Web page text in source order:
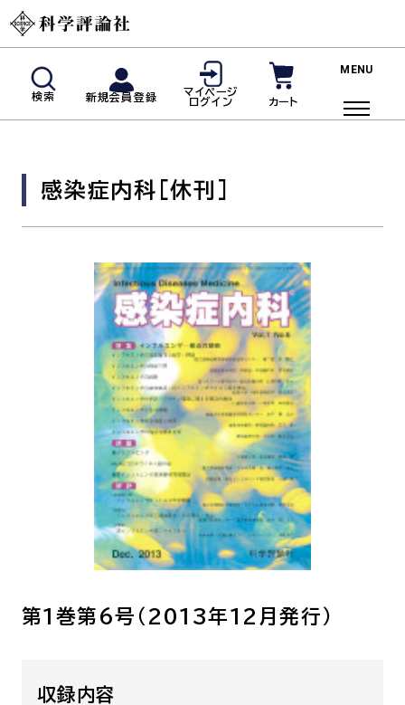
検索 新規会員登録
マイページ
ログイン
カート
新規会員登録
マイページログイン
よくあるご質問
雑誌
脳神経内科(神経内科)
臨床免疫・アレルギー科
呼吸器内科
皮膚科
循環器内科
腎臓内科
感染症内科 [休刊]
第1巻第6号（2013年12月発行）
収録内容